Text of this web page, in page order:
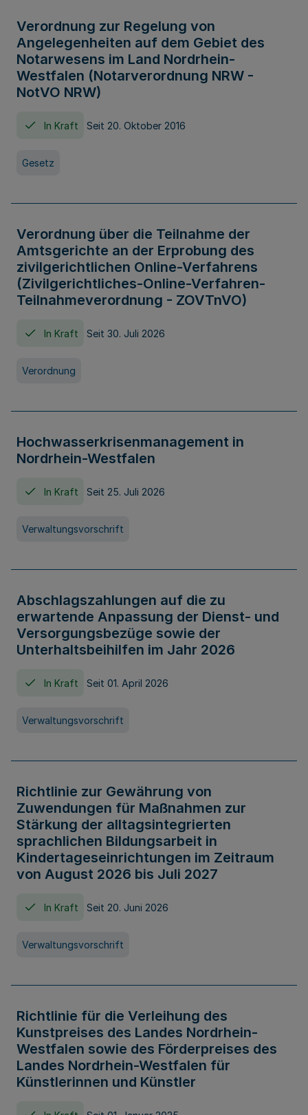
Verordnung zur Regelung von
Angelegenheiten auf dem Gebiet des
Notarwesens im Land Nordrhein-
Westfalen (Notarverordnung NRW -
NotVO NRW)
In Kraft Seit 20. Oktober 2016
Gesetz
Verordnung über die Teilnahme der
Amtsgerichte an der Erprobung des
zivilgerichtlichen Online-Verfahrens
(Zivilgerichtliches-Online-Verfahren-
Teilnahmeverordnung - ZOVTnVO)
In Kraft Seit 30. Juli 2026
Verordnung
Hochwasserkrisenmanagement in
Nordrhein-Westfalen
In Kraft Seit 25. Juli 2026
Verwaltungsvorschrift
Abschlagszahlungen auf die zu
erwartende Anpassung der Dienst- und
Versorgungsbezüge sowie der
Unterhaltsbeihilfen im Jahr 2026
In Kraft Seit 01. April 2026
Verwaltungsvorschrift
Richtlinie zur Gewährung von
Zuwendungen für Maßnahmen zur
Stärkung der alltagsintegrierten
sprachlichen Bildungsarbeit in
Kindertageseinrichtungen im Zeitraum
von August 2026 bis Juli 2027
In Kraft Seit 20. Juni 2026
Verwaltungsvorschrift
Richtlinie für die Verleihung des
Kunstpreises des Landes Nordrhein-
Westfalen sowie des Förderpreises des
Landes Nordrhein-Westfalen für
Künstlerinnen und Künstler